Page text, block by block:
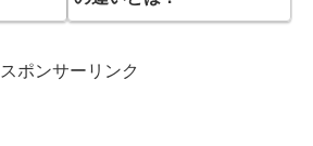
スポンサーリンク